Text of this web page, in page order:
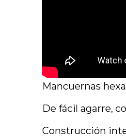
Mancuernas
De fácil agarre,
Construcción